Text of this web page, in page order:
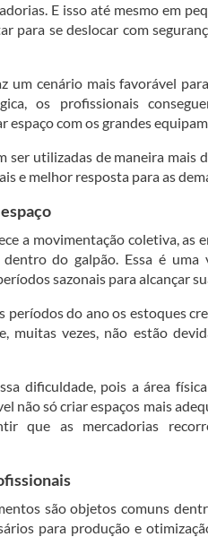
E isso até mesmo em
para se deslocar com
um cenário mais favorável
os profissionais
espaço com os grandes
ser utilizadas de maneira mais
e melhor resposta para as
a movimentação coletiva, as
do galpão. Essa é uma
sazonais para alcançar
períodos do ano os estoques
muitas vezes, não estão
dificuldade, pois a área
não só criar espaços mais
que as mercadorias
são objetos comuns
para produção e